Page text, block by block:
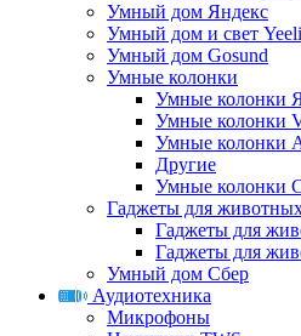
Умный дом Яндекс
Умный дом и свет
Умный дом Gosund
Умные колонки
Умные колонки
Умные колонки
Умные колонки
Другие
Умные колонки
Гаджеты для
Гаджеты для
Гаджеты для
Умный дом Сбер
Аудиотехника
Микрофоны